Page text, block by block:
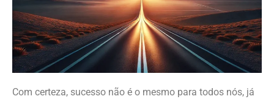
Com certeza, sucesso não é o mesmo para todos nós, já